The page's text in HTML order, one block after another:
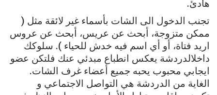
هادئ.
تجنب الدخول الى الشات بأسماء غير لائقة مثل (
ممكن متزوجة، أبحث عن عريس، أبحث عن عروس
اريد فتاة، أو أي اسم فيه خدش للحياء ). سلوكك
داخلالدردشة يعكس انطباع مبدئي عنك فلتكن عضو
ايجابي محبوب يحبه جميع أعضاء غرف الشات.
الغاية من الدردشة هي التواصل الاجتماعي و